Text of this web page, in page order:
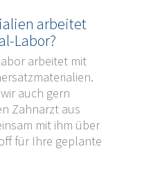
arbeitet
Labor?
arbeitet mit
auch gern
Zahnarzt aus
mit ihm über
für Ihre geplante